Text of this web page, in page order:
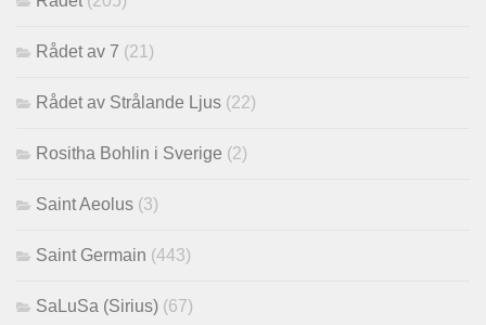
Rådet av 7 (21)
Rådet av Strålande Ljus (22)
Rositha Bohlin i Sverige (2)
Saint Aeolus (3)
Saint Germain (443)
SaLuSa (Sirius) (67)